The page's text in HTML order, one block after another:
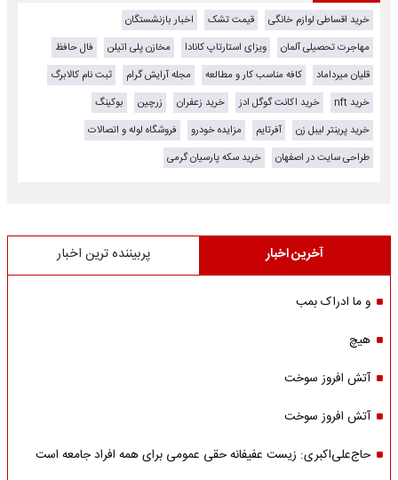
خرید اقساطی لوازم خانگی قیمت تشک
اخبار بازنشستگان
مهاجرت تحصیلی آلمان
ویزای استارتاپ کانادا مخازن پلی اتیلن
فال حافظ
قلیان میرداماد
کافه مناسب کار و مطالعه مجله آرایش گرام
ثبت نام کالابرگ
خرید nft
خرید اکانت گوگل ادز خرید زعفران زرچین
بوکینگ
خرید پرینتر لیبل زن
آفرتایم مزایده خودرو
فروشگاه لوله و اتصالات
طراحی سایت در اصفهان
خرید سکه پارسیان گرمی
آخرین اخبار پربیننده ترین اخبار
و ما ادراک بمب
هیچ
آتش افروز سوخت
آتش افروز سوخت
حاج‌علی‌اکبری: زیست عفیفانه حقی عمومی برای همه افراد جامعه است